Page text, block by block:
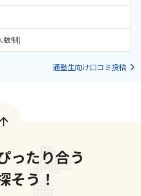
数制)
通塾生向け口コミ投稿
ったり合う
そう！